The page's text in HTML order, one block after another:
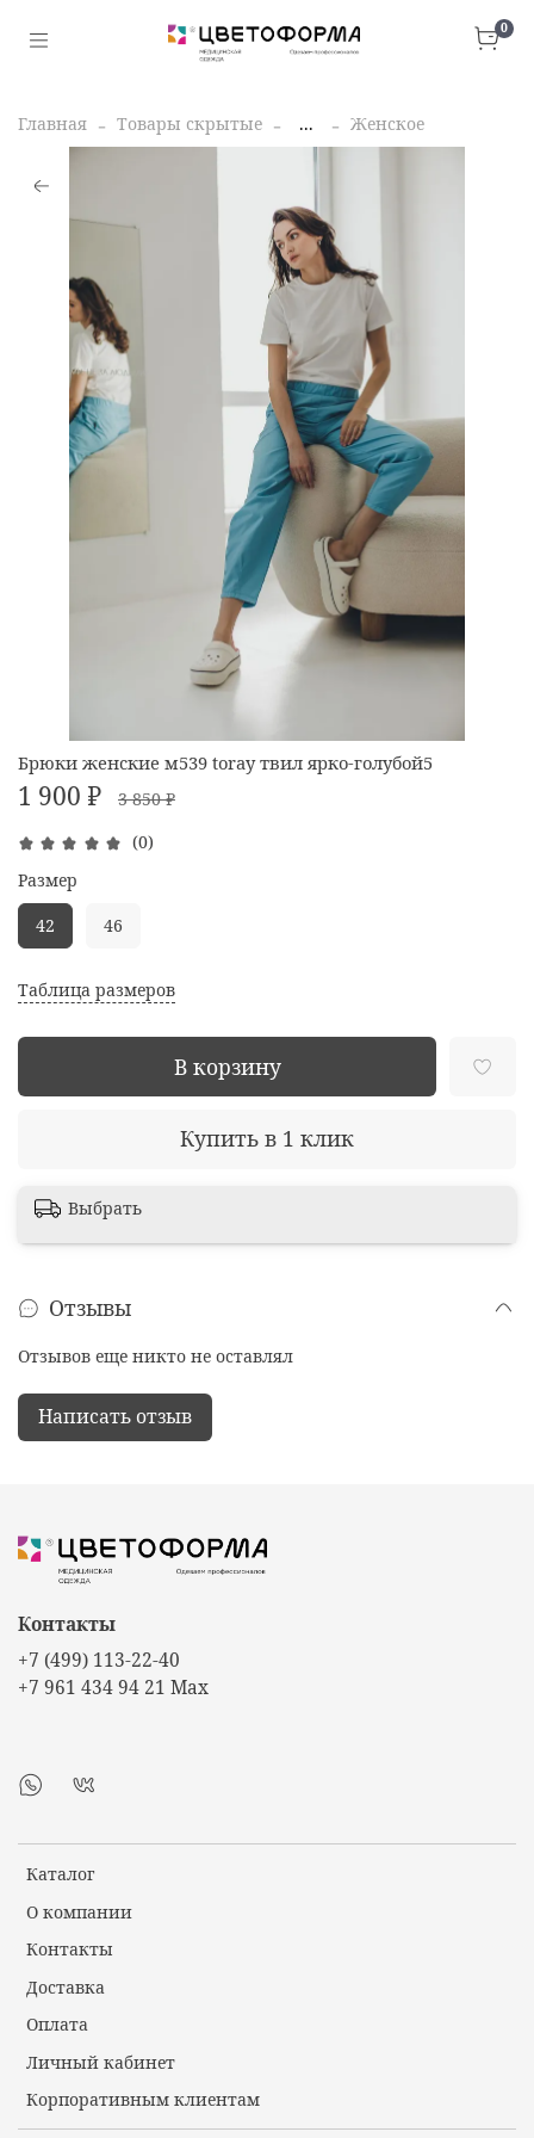
0
Главная Товары скрытые ... Женское
(0)
Брюки женские м539 toray твил ярко-голубой5
1 900 ₽ 3 850 ₽
Таблица размеров
В корзину
Купить в 1 клик
Размер
42
46
Выбрать
Отзывы
Отзывов еще никто не оставлял
Написать отзыв
Каталог
О компании
Контакты
Доставка
Оплата
Личный кабинет
Корпоративным клиентам
Контакты
+7 (499) 113-22-40
+7 961 434 94 21 Max